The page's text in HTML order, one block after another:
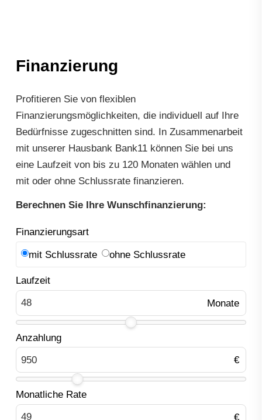
Finanzierung
Profitieren Sie von flexiblen
Finanzierungsmöglichkeiten, die individuell auf Ihre
Bedürfnisse zugeschnitten sind. In Zusammenarbeit
mit unserer Hausbank Bank11 können Sie bei uns
eine Laufzeit von bis zu 120 Monaten wählen und
mit oder ohne Schlussrate finanzieren.
Berechnen Sie Ihre Wunschfinanzierung:
Finanzierungsart
mit Schlussrate ohne Schlussrate
Laufzeit
Anzahlung
Monatliche Rate